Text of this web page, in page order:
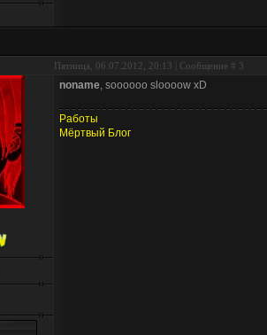
Пятница, 06.07.2012, 20:13 | Сообщение # 3
noname, soooooo sloooow xD
Работы
Мёртвый Блог